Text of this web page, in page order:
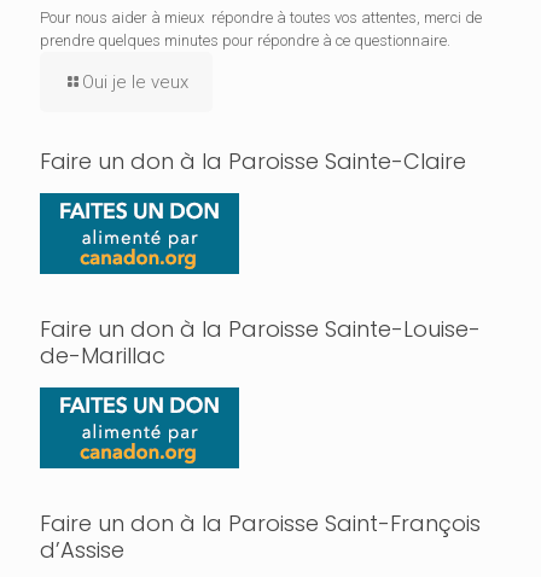
Pour nous aider à mieux répondre à toutes vos attentes, merci de
prendre quelques minutes pour répondre à ce questionnaire.
Oui je le veux
Faire un don à la Paroisse Sainte-Claire
Faire un don à la Paroisse Sainte-Louise-
de-Marillac
Faire un don à la Paroisse Saint-François
d’Assise